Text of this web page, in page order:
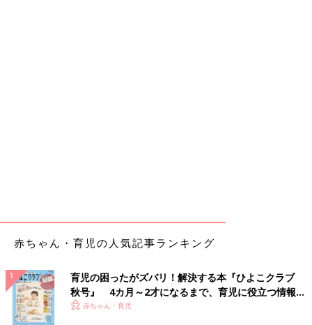
赤ちゃん・育児の人気記事ランキング
育児の困ったがズバリ！解決する本『ひよこクラブ
秋号』 4カ月～2才になるまで、育児に役立つ情報が
いっぱい！
赤ちゃん・育児